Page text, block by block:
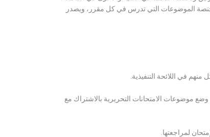
الموضوعات التي تدرس في كل مقرر، ويصدر
في اللائحة التنفيذية.
موضوعات الامتحانات التحريرية بالاشتراك مع
لمراجعتها.